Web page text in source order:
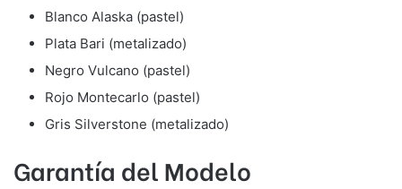
Blanco Alaska (pastel)
Plata Bari (metalizado)
Negro Vulcano (pastel)
Rojo Montecarlo (pastel)
Gris Silverstone (metalizado)
Garantía del Modelo